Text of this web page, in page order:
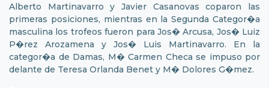
Alberto Martinavarro y Javier Casanovas coparon las
primeras posiciones, mientras en la Segunda Categor�a
masculina los trofeos fueron para Jos� Arcusa, Jos� Luiz
P�rez Arozamena y Jos� Luis Martinavarro. En la
categor�a de Damas, M� Carmen Checa se impuso por
delante de Teresa Orlanda Benet y M� Dolores G�mez.